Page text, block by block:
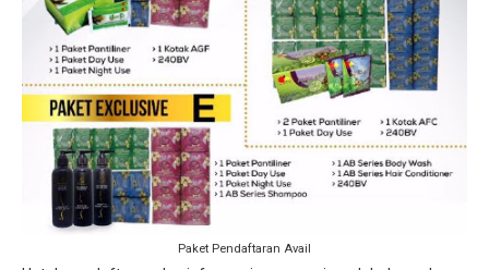
Paket Pendaftaran Avail